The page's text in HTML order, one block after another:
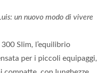
un nuovo modo di vivere
Slim, l’equilibrio
per i piccoli equipaggi,